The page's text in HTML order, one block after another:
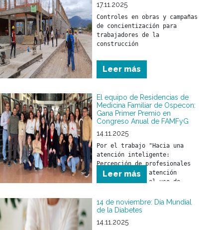
17.11.2025
Controles en obras y campañas
de concientización para
trabajadores de la
construcción
Leer más
El equipo de Residencias de
Medicina Familiar de Ospecon:
Gana Primer Premio en
Congreso Anual de FAMFyG
14.11.2025
Por el trabajo "Hacia una
atención inteligente:
Percepción de profesionales
de la salud en atención
primaria sobre el uso de
herramienta en la práctica
Leer más
14 de noviembre: Día Mundial
de la Diabetes
14.11.2025